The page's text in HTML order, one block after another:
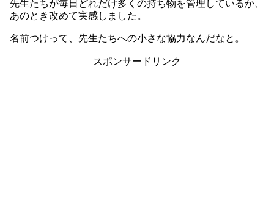
先生たちが毎日どれだけ多くの持ち物を管理しているか、
あのとき改めて実感しました。
名前つけって、先生たちへの小さな協力なんだなと。
スポンサードリンク